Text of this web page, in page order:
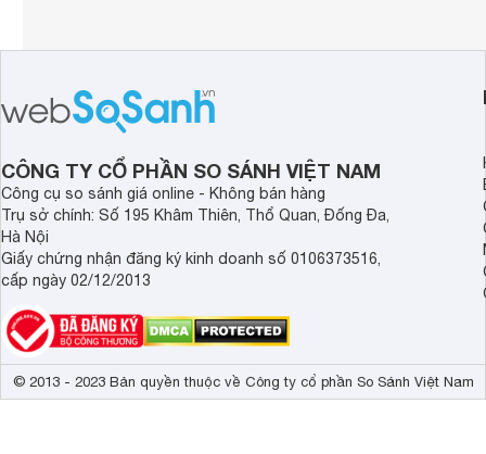
CÔNG TY CỔ PHẦN SO SÁNH VIỆT NAM
Công cụ so sánh giá online - Không bán hàng
Trụ sở chính: Số 195 Khâm Thiên, Thổ Quan, Đống Đa,
Hà Nội
Giấy chứng nhận đăng ký kinh doanh số 0106373516,
cấp ngày 02/12/2013
© 2013 - 2023 Bản quyền thuộc về Công ty cổ phần So Sánh Việt Nam